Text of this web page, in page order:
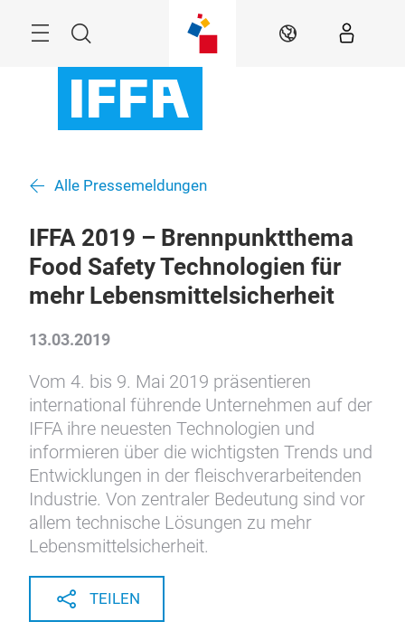
Suche DE
Alle Pressemeldungen
IFFA 2019 – Brennpunktthema
Food Safety Technologien für
mehr Lebensmittelsicherheit
13.03.2019
Vom 4. bis 9. Mai 2019 präsentieren
international führende Unternehmen auf der
IFFA ihre neuesten Technologien und
informieren über die wichtigsten Trends und
Entwicklungen in der fleischverarbeitenden
Industrie. Von zentraler Bedeutung sind vor
allem technische Lösungen zu mehr
Lebensmittelsicherheit.
TEILEN